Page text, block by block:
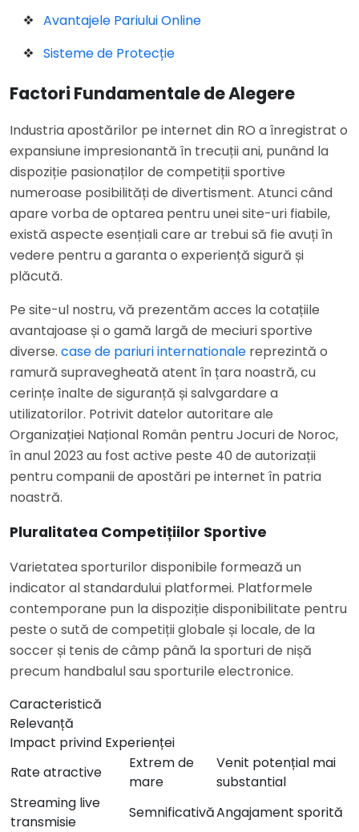
Avantajele Pariului Online
Sisteme de Protecție
Factori Fundamentale de Alegere
Industria apostărilor pe internet din RO a înregistrat o
expansiune impresionantă în trecuții ani, punând la
dispoziție pasionaților de competiții sportive
numeroase posibilități de divertisment. Atunci când
apare vorba de optarea pentru unei site-uri fiabile,
există aspecte esențiali care ar trebui să fie avuți în
vedere pentru a garanta o experiență sigură și
plăcută.
Pe site-ul nostru, vă prezentăm acces la cotațiile
avantajoase și o gamă largă de meciuri sportive
diverse. case de pariuri internationale reprezintă o
ramură supravegheată atent în țara noastră, cu
cerințe înalte de siguranță și salvgardare a
utilizatorilor. Potrivit datelor autoritare ale
Organizației Național Român pentru Jocuri de Noroc,
în anul 2023 au fost active peste 40 de autorizații
pentru companii de apostări pe internet în patria
noastră.
Pluralitatea Competițiilor Sportive
Varietatea sporturilor disponibile formează un
indicator al standardului platformei. Platformele
contemporane pun la dispoziție disponibilitate pentru
peste o sută de competiții globale și locale, de la
soccer și tenis de câmp până la sporturi de nișă
precum handbalul sau sporturile electronice.
Caracteristică
Relevanță
Impact privind Experienței
Rate atractive
Extrem de
mare
Venit potențial mai
substantial
Streaming live
transmisie
SemnificativăAngajament sporită